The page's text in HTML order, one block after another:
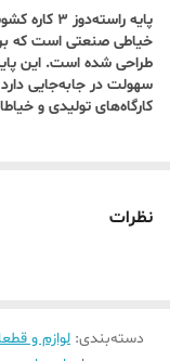
سازگار با چرخ‌های
قابل نصب روی
عملکرد روان و
کاربردهای پایه راسته دوز 3 کاره کشویی معمولی
دوخت پارچه‌های نازک
پایه
خیاطی صنعتی است که
طراحی شده است. این
سهولت در جابه‌جایی
کارگاه‌های تولیدی و
نظرات
دسته‌بندی: لوازم و